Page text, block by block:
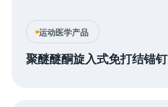
运动医学产品
聚醚醚酮旋入式免打结锚钉